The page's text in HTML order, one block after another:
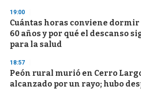
s
e
c
o
n
d
19:00
Cuántas horas conviene dormir
60 años y por qué el descanso
para la salud
18:57
Peón rural murió en Cerro
alcanzado por un rayo; hubo